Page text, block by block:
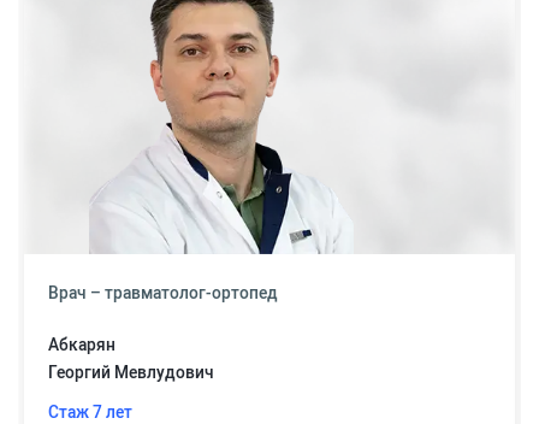
Врач – травматолог-ортопед
Абкарян
Георгий Мевлудович
Стаж 7 лет